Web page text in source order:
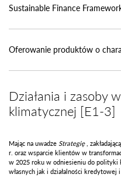
Sustainable Finance
Oferowanie produktów o
Działania i zasoby
klimatycznej [E1-3]
Mając na uwadze Strategię,
r. oraz wsparcie klientów w
w 2025 roku w odniesieniu do polityki
własnych jak i działalności kredytowej